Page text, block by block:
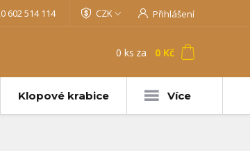
CZK Přihlášení
602 514 114
0 ks za 0 Kč
Klopové krabice Více